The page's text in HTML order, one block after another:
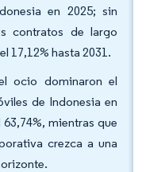
en 2025; sin
contratos de largo
17,12% hasta 2031.
ocio dominaron el
de Indonesia en
mientras que
crezca a una